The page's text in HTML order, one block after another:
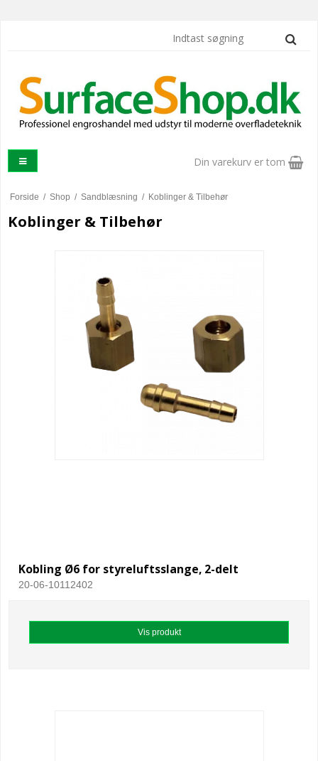
Din varekurv er tom
Forside / Shop / Sandblæsning / Koblinger & Tilbehør
Koblinger & Tilbehør
Kobling Ø6 for styreluftsslange, 2-delt
20-06-10112402
Vis produkt